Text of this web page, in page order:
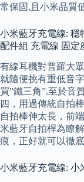
常保固,且小米品質
小米藍牙充電線: 穩
配件組 充電線 固定
有線耳機對普羅大
就隨便挑有重低音
買”鐵三角”.至於音
四，用過傳統自拍
自拍棒伸太長，前
米藍牙自拍桿為瞭
痕，正好就可以徹
小米藍牙充電線: 小